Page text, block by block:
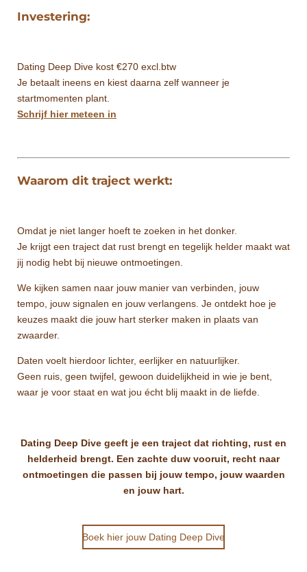
Investering:
Dating Deep Dive kost €270 excl.btw
Je betaalt ineens en kiest daarna zelf wanneer je
startmomenten plant.
Schrijf hier meteen in
Waarom dit traject werkt:
Omdat je niet langer hoeft te zoeken in het donker.
Je krijgt een traject dat rust brengt en tegelijk helder maakt wat
jij nodig hebt bij nieuwe ontmoetingen.
We kijken samen naar jouw manier van verbinden, jouw
tempo, jouw signalen en jouw verlangens. Je ontdekt hoe je
keuzes maakt die jouw hart sterker maken in plaats van
zwaarder.
Daten voelt hierdoor lichter, eerlijker en natuurlijker.
Geen ruis, geen twijfel, gewoon duidelijkheid in wie je bent,
waar je voor staat en wat jou écht blij maakt in de liefde.
Dating Deep Dive geeft je een traject dat richting, rust en
helderheid brengt. Een zachte duw vooruit, recht naar
ontmoetingen die passen bij jouw tempo, jouw waarden
en jouw hart.
Boek hier jouw Dating Deep Dive